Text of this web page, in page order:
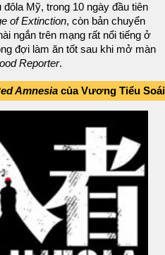
Mỹ, trong 10 ngày đầu tiên
of Extinction, còn bản chuyển
ngắn trên mạng rất nổi tiếng ở
đợi làm ăn tốt sau khi mở màn
Reporter.
Amnesia của Vương Tiểu Soái